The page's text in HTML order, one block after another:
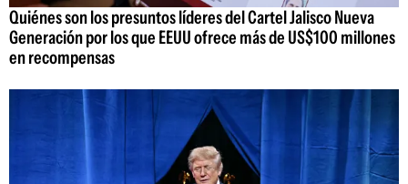
Quiénes son los presuntos líderes del Cartel Jalisco Nueva
Generación por los que EEUU ofrece más de US$100 millones
en recompensas